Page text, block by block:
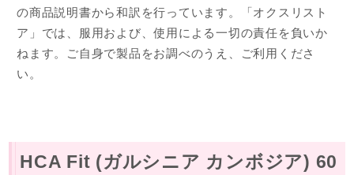
の商品説明書から和訳を行っています。「オクスリスト
ア」では、服用および、使用による一切の責任を負いか
ねます。ご自身で製品をお調べのうえ、ご利用くださ
い。
HCA Fit (ガルシニア カンボジア) 60